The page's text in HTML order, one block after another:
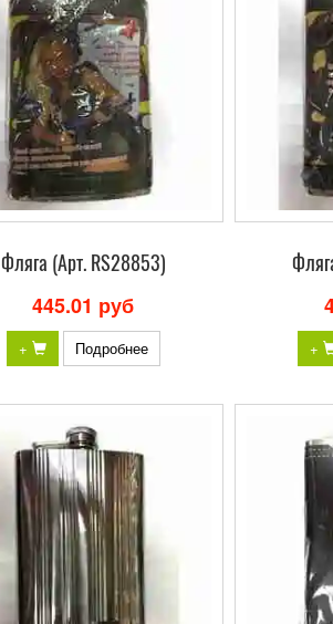
Фляга (Арт. RS28853)
445.01 руб
+ Подробнее +